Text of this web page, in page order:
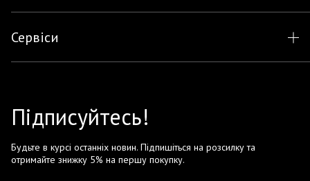
Сервіси
Підписуйтесь!
Будьте в курсі останніх новин. Підпишіться на розсилку та
отримайте знижку 5% на першу покупку.